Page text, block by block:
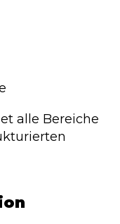
alle Bereiche